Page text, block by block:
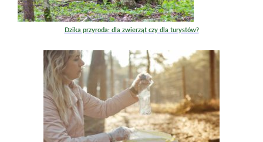
Dzika przyroda: dla zwierząt czy dla turystów?